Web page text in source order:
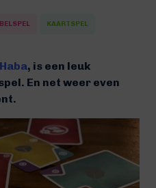
KAARTSPEL
Haba, is een leuk
En net weer even